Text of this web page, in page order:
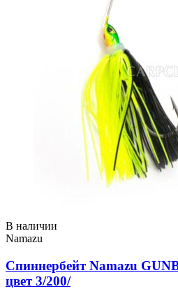
В наличии
Namazu
Спиннербейт Namazu
цвет 3/200/